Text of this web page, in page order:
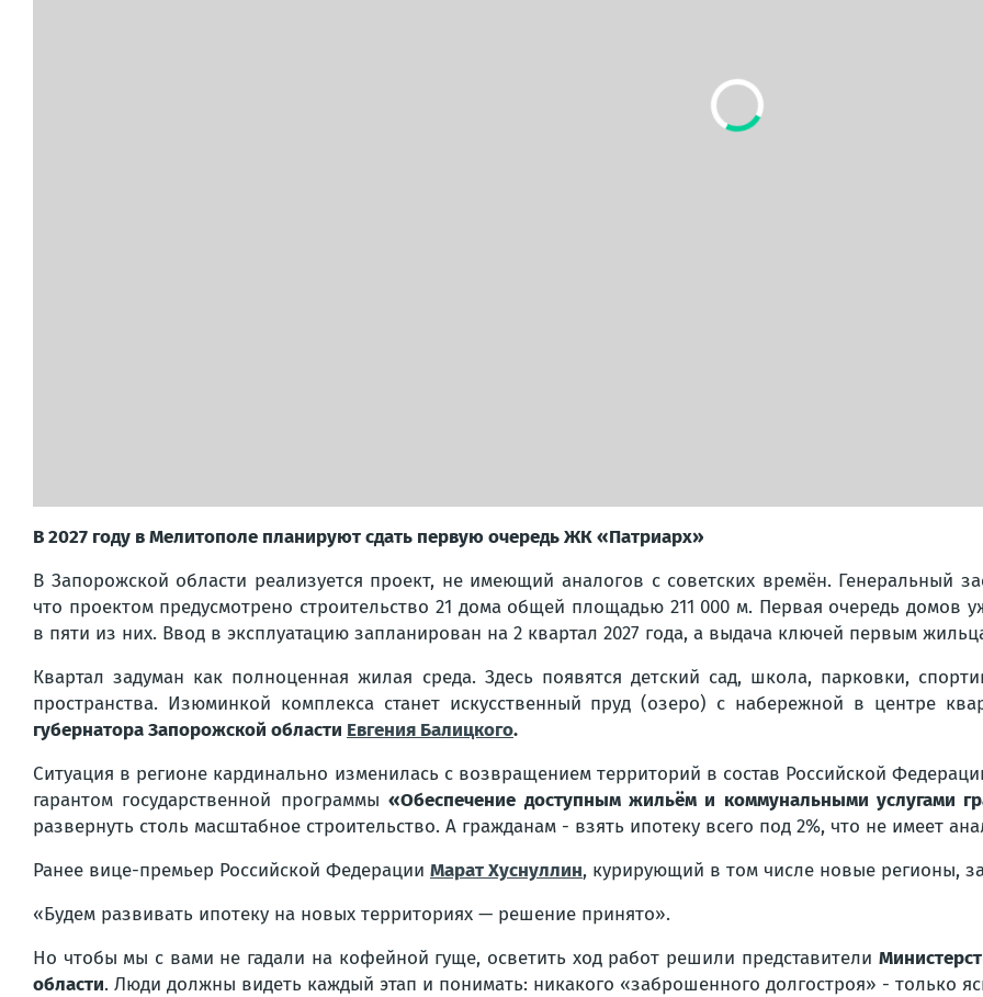
В 2027 году в Мелитополе планируют сдать первую очередь ЖК «Патриарх»
В Запорожской области реализуется проект, не имеющий аналогов с советских времён. Генеральный
что проектом предусмотрено строительство 21 дома общей площадью 211 000 м. Первая очередь домов
в пяти из них. Ввод в эксплуатацию запланирован на 2 квартал 2027 года, а выдача ключей первым
Квартал задуман как полноценная жилая среда. Здесь появятся детский сад, школа, парковки,
пространства. Изюминкой комплекса станет искусственный пруд (озеро) с набережной в центре
губернатора Запорожской области Евгения Балицкого.
Ситуация в регионе кардинально изменилась с возвращением территорий в состав Российской
гарантом государственной программы«Обеспечение доступным жильём и коммунальными услугами
развернуть столь масштабное строительство. А гражданам - взять ипотеку всего под 2%, что не имеет
Ранее вице-премьер Российской Федерации Марат Хуснуллин, курирующий в том числе новые регионы,
«Будем развивать ипотеку на новых территориях — решение принято».
Но чтобы мы с вами не гадали на кофейной гуще, осветить ход работ решили представители
области. Люди должны видеть каждый этап и понимать: никакого «заброшенного долгостроя» - только